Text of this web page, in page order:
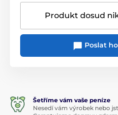
Produkt dosud
Poslat